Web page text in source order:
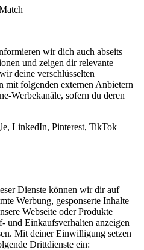
wir dich auch abseits
und zeigen dir relevante
deine verschlüsselten
mit folgenden externen Anbietern
Werbekanäle, sofern du deren
LinkedIn, Pinterest, TikTok
Dienste können wir dir auf
Werbung, gesponserte Inhalte
Webseite oder Produkte
und Einkaufsverhalten anzeigen
Mit deiner Einwilligung setzen
Drittdienste ein: